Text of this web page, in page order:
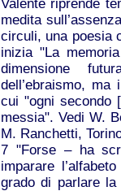
Valente riprende
medita
circuli, una poesia
inizia "La
dimensione
dell’ebraismo,
cui "ogni secondo
messia". Vedi W.
M. Ranchetti,
7 "Forse – ha
imparare
grado di parlare